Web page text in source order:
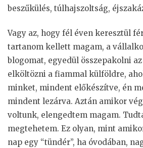
beszűkülés, túlhajszoltság,
Vagy az, hogy fél éven keresztül
tartanom kellett magam, a
blogomat, egyedül összepakolni
elköltözni a fiammal külföldre,
minket, mindent előkészítve, én
mindent lezárva. Aztán amikor
voltunk, elengedtem magam.
megtehetem. Ez olyan, mint
nap egy “tündér”, ha óvodában,